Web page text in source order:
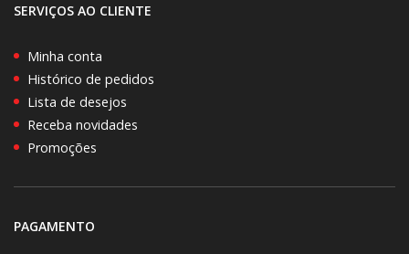
SERVIÇOS AO CLIENTE
Minha conta
Histórico de pedidos
Lista de desejos
Receba novidades
Promoções
PAGAMENTO